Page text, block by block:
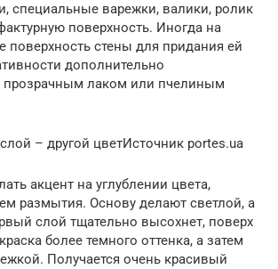
специальные варежки, валики, ролик
поверхность. Иногда на
стены для придания ей
дополнительно
прозрачным лаком или пчелиным
– другой цветИсточник portes.ua
акцент на углублении цвета,
размытия. Основу делают светлой, а
слой тщательно высохнет, поверх
более темного оттенка, а затем
Получается очень красивый